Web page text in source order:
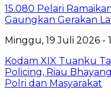
15.080 Pelari
Gaungkan Gerakan
Minggu, 19 Juli 2026 -
Kodam XIX Tuanku
Policing, Riau
Polri dan Masyarakat